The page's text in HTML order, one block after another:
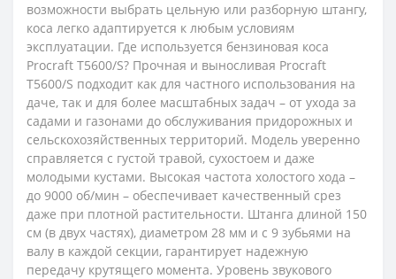
возможности выбрать цельную или разборную штангу,
коса легко адаптируется к любым условиям
эксплуатации. Где используется бензиновая коса
Procraft T5600/S? Прочная и выносливая Procraft
T5600/S подходит как для частного использования на
даче, так и для более масштабных задач – от ухода за
садами и газонами до обслуживания придорожных и
сельскохозяйственных территорий. Модель уверенно
справляется с густой травой, сухостоем и даже
молодыми кустами. Высокая частота холостого хода –
до 9000 об/мин – обеспечивает качественный срез
даже при плотной растительности. Штанга длиной 150
см (в двух частях), диаметром 28 мм и с 9 зубьями на
валу в каждой секции, гарантирует надежную
передачу крутящего момента. Уровень звукового